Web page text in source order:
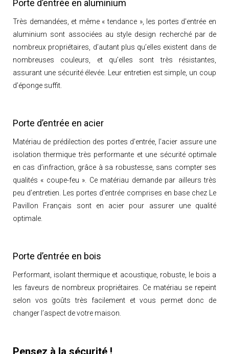
Porte d’entrée en aluminium
Très demandées, et même « tendance », les portes d’entrée en
aluminium sont associées au style design recherché par de
nombreux propriétaires, d’autant plus qu’elles existent dans de
nombreuses couleurs, et qu’elles sont très résistantes,
assurant une sécurité élevée. Leur entretien est simple, un coup
d’éponge suffit.
Porte d’entrée en acier
Matériau de prédilection des portes d’entrée, l’acier assure une
isolation thermique très performante et une sécurité optimale
en cas d’infraction, grâce à sa robustesse, sans compter ses
qualités « coupe-feu ». Ce matériau demande par ailleurs très
peu d’entretien. Les portes d’entrée comprises en base chez Le
Pavillon Français sont en acier pour assurer une qualité
optimale.
Porte d’entrée en bois
Performant, isolant thermique et acoustique, robuste, le bois a
les faveurs de nombreux propriétaires. Ce matériau se repeint
selon vos goûts très facilement et vous permet donc de
changer l’aspect de votre maison.
Pensez à la sécurité !